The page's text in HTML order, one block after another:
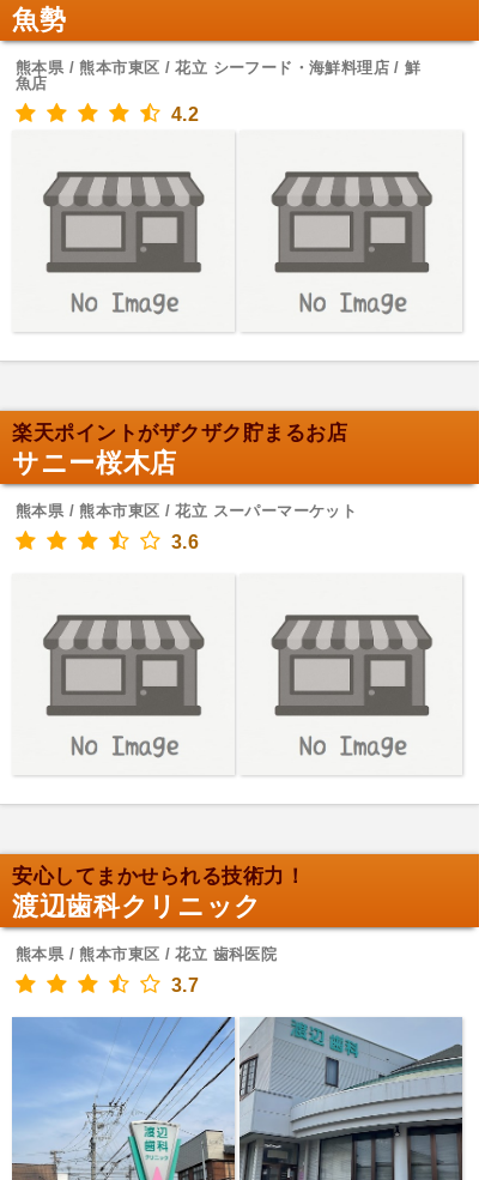
魚勢
熊本県 / 熊本市東区 / 花立 シーフード・海鮮料理店 / 鮮
魚店
4.2
楽天ポイントがザクザク貯まるお店
サニー桜木店
熊本県 / 熊本市東区 / 花立 スーパーマーケット
3.6
安心してまかせられる技術力！
渡辺歯科クリニック
熊本県 / 熊本市東区 / 花立 歯科医院
3.7